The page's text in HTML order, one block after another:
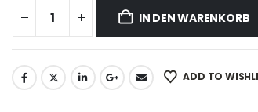
IN DEN WARENKORB
ADD TO